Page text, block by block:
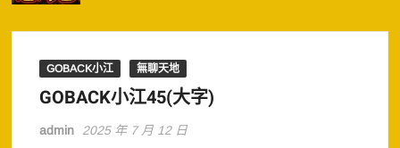
GOBACK小江 無聊天地
GOBACK小江45(大字)
admin 2025 年 7 月 12 日